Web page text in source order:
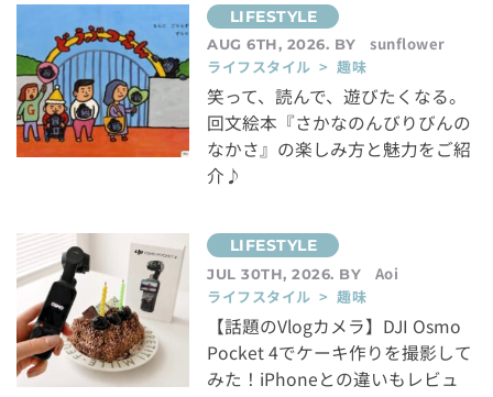
AUG 6TH, 2026. BY
sunflower
ライフスタイル > 趣味
笑って、読んで、遊びたくなる。
回文絵本『さかなのんびりびんの
なかさ』の楽しみ方と魅力をご紹
介♪
JUL 30TH, 2026. BY
Aoi
ライフスタイル > 趣味
【話題のVlogカメラ】DJI Osmo
Pocket 4でケーキ作りを撮影して
みた！iPhoneとの違いもレビュ